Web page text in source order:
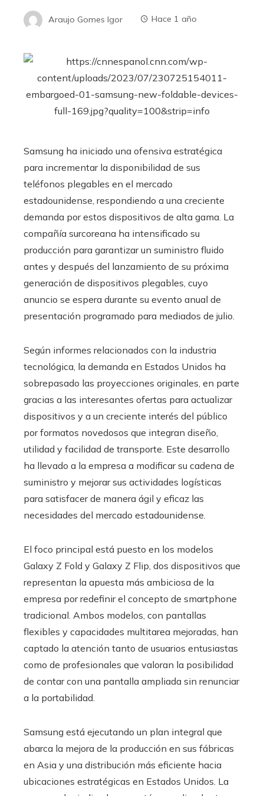
Araujo Gomes Igor Hace 1 año
Samsung ha iniciado una ofensiva estratégica
para incrementar la disponibilidad de sus
teléfonos plegables en el mercado
estadounidense, respondiendo a una creciente
demanda por estos dispositivos de alta gama. La
compañía surcoreana ha intensificado su
producción para garantizar un suministro fluido
antes y después del lanzamiento de su próxima
generación de dispositivos plegables, cuyo
anuncio se espera durante su evento anual de
presentación programado para mediados de julio.
Según informes relacionados con la industria
tecnológica, la demanda en Estados Unidos ha
sobrepasado las proyecciones originales, en parte
gracias a las interesantes ofertas para actualizar
dispositivos y a un creciente interés del público
por formatos novedosos que integran diseño,
utilidad y facilidad de transporte. Este desarrollo
ha llevado a la empresa a modificar su cadena de
suministro y mejorar sus actividades logísticas
para satisfacer de manera ágil y eficaz las
necesidades del mercado estadounidense.
El foco principal está puesto en los modelos
Galaxy Z Fold y Galaxy Z Flip, dos dispositivos que
representan la apuesta más ambiciosa de la
empresa por redefinir el concepto de smartphone
tradicional. Ambos modelos, con pantallas
flexibles y capacidades multitarea mejoradas, han
captado la atención tanto de usuarios entusiastas
como de profesionales que valoran la posibilidad
de contar con una pantalla ampliada sin renunciar
a la portabilidad.
Samsung está ejecutando un plan integral que
abarca la mejora de la producción en sus fábricas
en Asia y una distribución más eficiente hacia
ubicaciones estratégicas en Estados Unidos. La